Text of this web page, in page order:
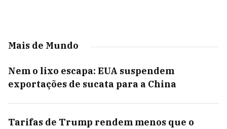
Mais de Mundo
Nem o lixo escapa: EUA suspendem
exportações de sucata para a China
Tarifas de Trump rendem menos que o